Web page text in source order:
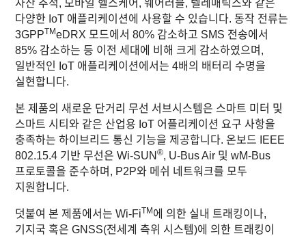
자산 추적, 모바일 헬스케어, 웨어러블, 텔레매틱스와 같은
다양한 IoT 애플리케이션에 사용할 수 있습니다. 동작 전류는
3GPPTMeDRX 모드에서 80% 감소하고 SMS 전송에서
85% 감소하는 등 이전 세대에 비해 크게 감소하였으며,
일반적인 IoT 애플리케이션에서는 4배의 배터리 수명을
실현합니다.
본 제품의 새로운 단거리 무선 서브시스템은 스마트 미터 및
스마트 시티와 같은 산업용 IoT 어플리케이션 요구 사항을
충족하는 하이브리드 통신 기능을 제공합니다. 온보드 IEEE
802.15.4 기반 무선은 Wi-SUN ®, U-Bus Air 및 wM-Bus
프로토콜을 준수하며, P2P와 메쉬 네트워크를 모두
지원합니다.
덧붙여 본 제품에서는 Wi-FiTM 에 의한 실내 트래킹이나,
기지국 혹은 GNSS(전세계 측위 시스템)에 의한 트래킹이